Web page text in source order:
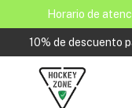
Horario de
10% de descuento